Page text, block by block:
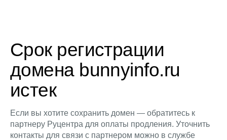
Срок регистрации
домена bunnyinfo.ru
истек
Если вы хотите сохранить домен — обратитесь к
партнеру Руцентра для оплаты продления. Уточнить
контакты для связи с партнером можно в службе